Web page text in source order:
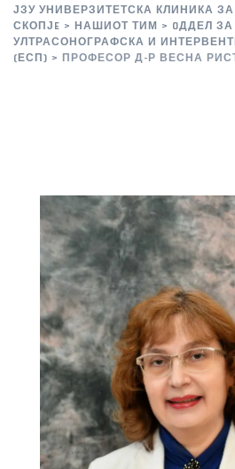
ЈЗУ УНИВЕРЗИТЕТСКА КЛИНИКА
СКОПЈE > НАШИОТ ТИМ > OДДЕЛ
УЛТРАСОНОГРАФСКА И
(ЕСП) > ПРОФЕСОР Д-Р ВЕСНА